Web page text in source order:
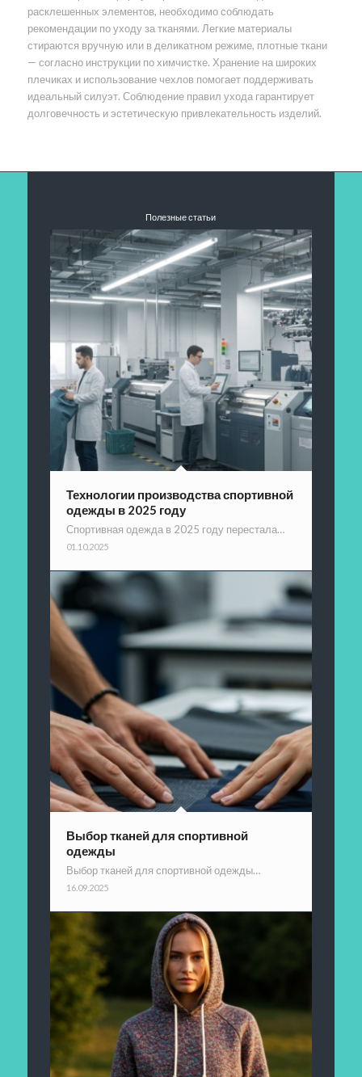
расклешенных элементов, необходимо соблюдать
рекомендации по уходу за тканями. Легкие материалы
стираются вручную или в деликатном режиме, плотные ткани
— согласно инструкции по химчистке. Хранение на широких
плечиках и использование чехлов помогает поддерживать
идеальный силуэт. Соблюдение правил ухода гарантирует
долговечность и эстетическую привлекательность изделий.
Полезные статьи
Технологии производства спортивной
одежды в 2025 году
Спортивная одежда в 2025 году перестала…
01.10.2025
Выбор тканей для спортивной
одежды
Выбор тканей для спортивной одежды…
16.09.2025